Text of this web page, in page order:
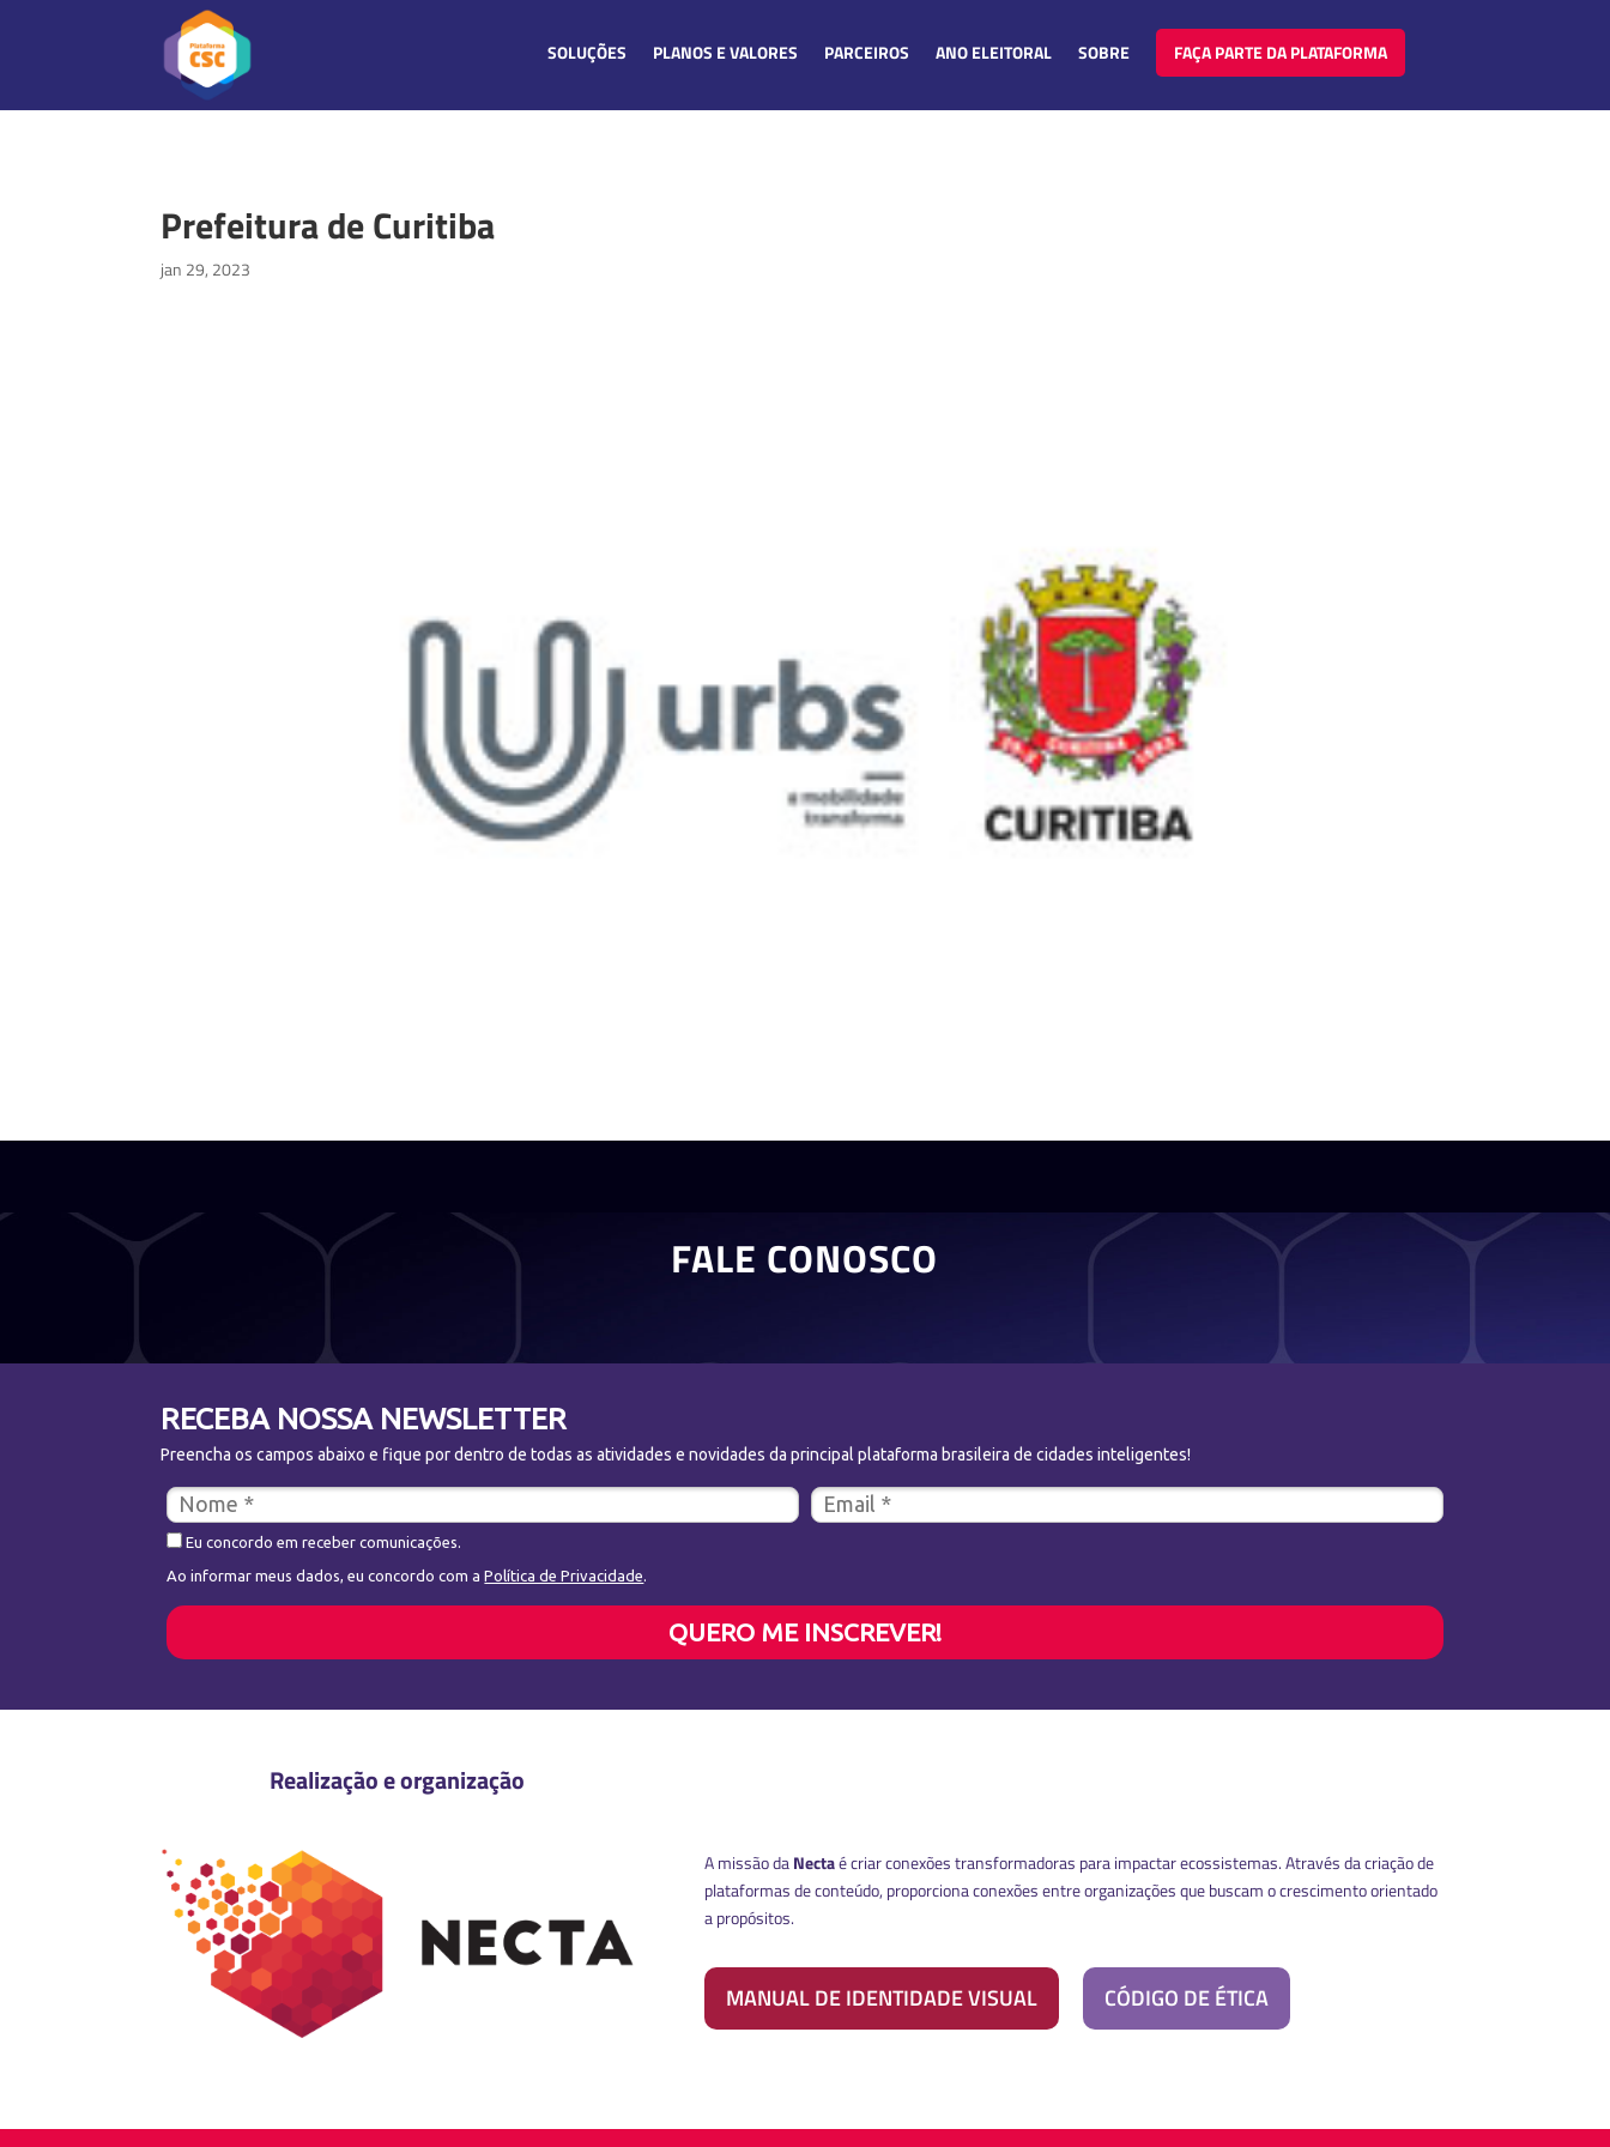
SOLUÇÕES PLANOS E VALORES PARCEIROS ANO ELEITORAL SOBRE FAÇA PARTE DA PLATAFORMA
Prefeitura de Curitiba
jan 29, 2023
FALE CONOSCO
RECEBA NOSSA NEWSLETTER
Preencha os campos abaixo e fique por dentro de todas as atividades e novidades da principal plataforma brasileira de cidades inteligentes!
Eu concordo em receber comunicações.
Ao informar meus dados, eu concordo com aPolítica de Privacidade.
QUERO ME INSCREVER!
Realização e organização
A missão daNectaé criar conexões transformadoras para impactar ecossistemas. Através da criação de
plataformas de conteúdo, proporciona conexões entre organizações que buscam o crescimento orientado
a propósitos.
MANUAL DE IDENTIDADE VISUAL CÓDIGO DE ÉTICA